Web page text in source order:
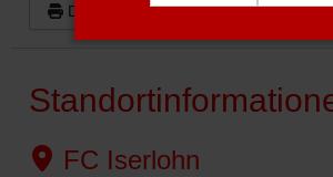
Drucken Google
FC Iserlohn